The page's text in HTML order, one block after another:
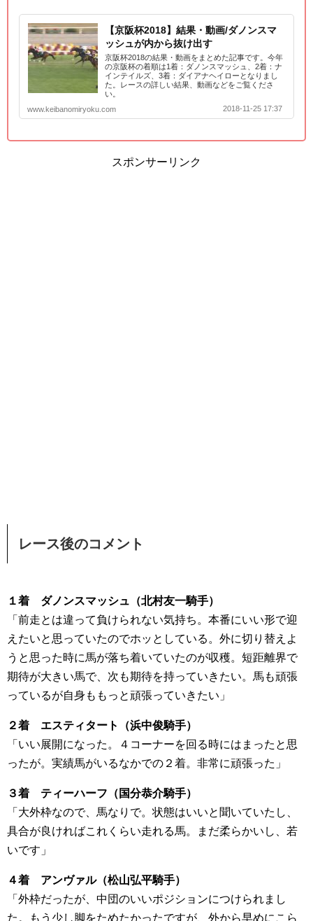
【京阪杯2018】結果・動画/ダノンスマ
ッシュが内から抜け出す
京阪杯2018の結果・動画をまとめた記事です。今年
の京阪杯の着順は1着：ダノンスマッシュ、2着：ナ
インテイルズ、3着：ダイアナヘイローとなりまし
た。レースの詳しい結果、動画などをご覧くださ
い。
www.keibanomiryoku.com
2018-11-25 17:37
スポンサーリンク
レース後のコメント
１着 ダノンスマッシュ（北村友一騎手）
「前走とは違って負けられない気持ち。本番にいい形で迎
えたいと思っていたのでホッとしている。外に切り替えよ
うと思った時に馬が落ち着いていたのが収穫。短距離界で
期待が大きい馬で、次も期待を持っていきたい。馬も頑張
っているが自身ももっと頑張っていきたい」
２着 エスティタート（浜中俊騎手）
「いい展開になった。４コーナーを回る時にはまったと思
ったが。実績馬がいるなかでの２着。非常に頑張った」
３着 ティーハーフ（国分恭介騎手）
「大外枠なので、馬なりで。状態はいいと聞いていたし、
具合が良ければこれくらい走れる馬。まだ柔らかいし、若
いです」
４着 アンヴァル（松山弘平騎手）
「外枠だったが、中団のいいポジションにつけられまし
た。もう少し脚をためたかったですが、外から早めにこら